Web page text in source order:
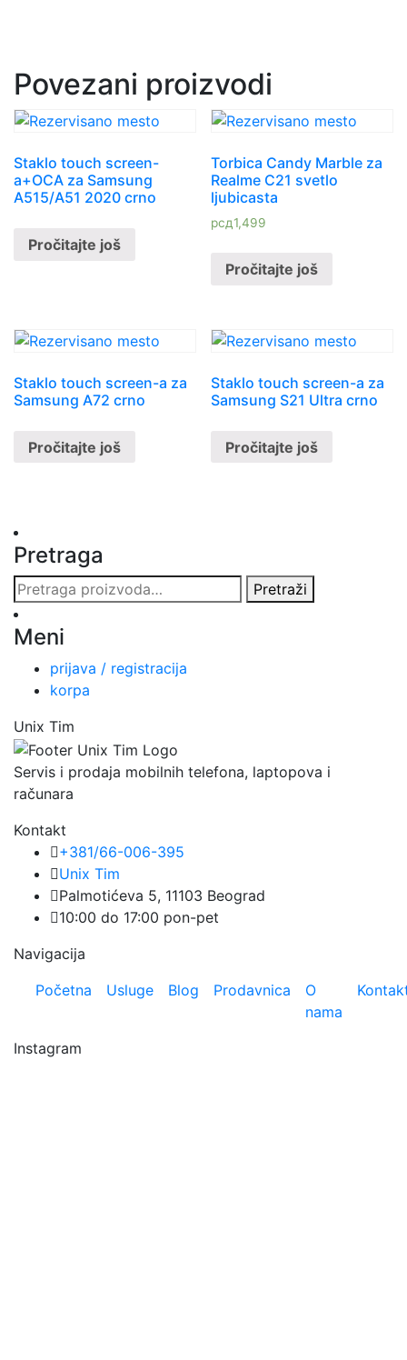
Povezani proizvodi
Staklo touch screen-
a+OCA za Samsung
A515/A51 2020 crno
Pročitajte još
Torbica Candy Marble za
Realme C21 svetlo
ljubicasta
рсд1,499
Pročitajte još
Staklo touch screen-a za
Samsung A72 crno
Pročitajte još
Staklo touch screen-a za
Samsung S21 Ultra crno
Pročitajte još
Pretraga
Pretraga
za:
Pretraži
Meni
prijava / registracija
korpa
Unix Tim
Servis i prodaja mobilnih telefona, laptopova i
računara
Kontakt
+381/66-006-395
Unix Tim
Palmotićeva 5, 11103 Beograd
10:00 do 17:00 pon-pet
Navigacija
Početna
Usluge Blog Prodavnica
O
nama
Instagram